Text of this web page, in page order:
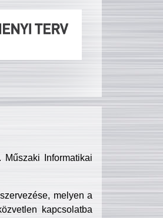
Informatikai
melyen a
kapcsolatba